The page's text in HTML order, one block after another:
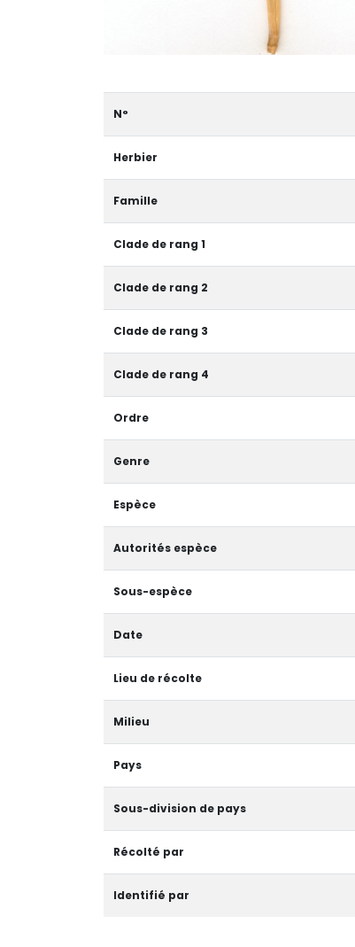
N°
Herbier
Famille
Clade de rang 1
Clade de rang 2
Clade de rang 3
Clade de rang 4
Ordre
Genre
Espèce
Autorités espèce
Sous-espèce
Date
Lieu de récolte
Milieu
Pays
Sous-division de pays
Récolté par
Identifié par